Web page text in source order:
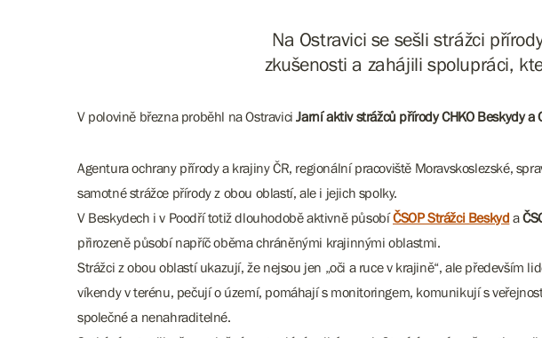
Na Ostravici se sešli strážci
zkušenosti a zahájili spolupráci,
V polovině března proběhl na OstraviciJarní aktiv strážců přírody CHKO Beskydy a
Agentura ochrany přírody a krajiny ČR, regionální pracoviště Moravskoslezské,
samotné strážce přírody z obou oblastí, ale i jejich spolky.
V Beskydech i v Poodří totiž dlouhodobě aktivně působíČSOP Strážci Beskyd a
přirozeně působí napříč oběma chráněnými krajinnými oblastmi.
Strážci z obou oblastí ukazují, že nejsou jen „oči a ruce v krajině“, ale především
víkendy v terénu, pečují o území, pomáhají s monitoringem, komunikují s
společné a nenahraditelné.